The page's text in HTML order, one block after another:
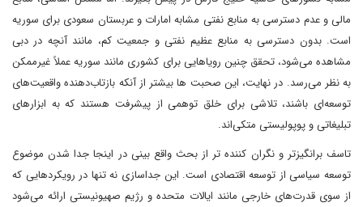
مالی و عدم دسترسی به منابع نفتی مشابه امارات و عربستان سعودی برای سوریه
است. بدون دسترسی به منابع عظیم نفتی و جمعیت کم، مانند آنچه در دبی
مشاهده می‌شود، تحقق چنین رویاهایی برای کشوری مانند سوریه عملاً غیرممکن
به نظر می‌رسد. در نهایت، این صحبت ها بیشتر از آنکه بازتاب‌دهنده واقعیت‌های
توسعه‌ای باشند، تلاشی برای خلق توهمی از پیشرفت هستند که به ابزارهای
تبلیغاتی و پوپولیستی متکی‌اند.
تاسف برانگیزتر و نگران کننده تر از بحث واقع بینی در اینجا جدا شدن موضوع
توسعه سیاسی از توسعه اقتصادی است. این جداسازی نه تنها در رویکردهایی که
از سوی قدرت‌های خارجی مانند ایالات متحده و رژیم صهیونیستی ارائه می‌شود